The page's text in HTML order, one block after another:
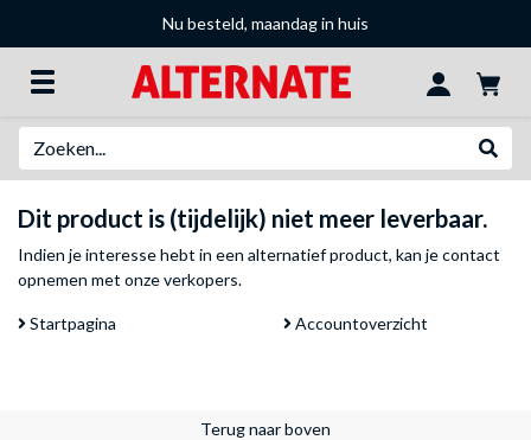
Nu besteld, maandag in huis
Dit product is (tijdelijk) niet meer leverbaar.
Indien je interesse hebt in een alternatief product, kan jecontact
opnemen met onze verkopers.
Startpagina Accountoverzicht
Terug naar boven